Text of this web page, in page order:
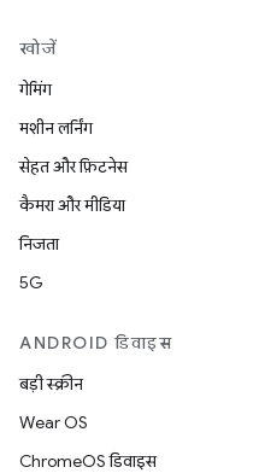
खोजें
गेमिंग
मशीन लर्निंग
सेहत और फ़िटनेस
कैमरा और मीडिया
निजता
5G
ANDROID डिवाइस
बड़ी स्क्रीन
Wear OS
ChromeOS डिवाइस